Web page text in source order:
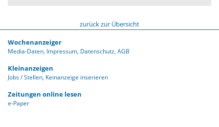
zurück zur Übersicht
Wochenanzeiger
Media-Daten Impressum Datenschutz AGB
Kleinanzeigen
Jobs / Stellen Keinanzeige inserieren
Zeitungen online lesen
e-Paper